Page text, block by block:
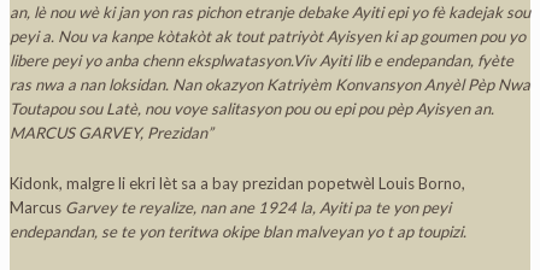
an, lè nou wè ki jan yon ras pichon etranje debake Ayiti epi yo fè kadejak sou
peyi a. Nou va kanpe kòtakòt ak tout patriyòt Ayisyen ki ap goumen pou yo
libere peyi yo anba chenn eksplwatasyon.Viv Ayiti lib e endepandan, fyète
ras nwa a nan loksidan. Nan okazyon Katriyèm Konvansyon Anyèl Pèp Nwa
Toutapou sou Latè, nou voye salitasyon pou ou epi pou pèp Ayisyen an.
MARCUS GARVEY, Prezidan”
Kidonk, malgre li ekri lèt sa a bay prezidan popetwèl Louis Borno,
Marcus Garvey te reyalize, nan ane 1924 la, Ayiti pa te yon peyi
endepandan, se te yon teritwa okipe blan malveyan yo t ap toupizi.